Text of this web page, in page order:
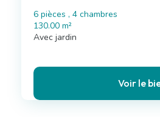
6 pièces , 4 chambres
130.00 m²
Avec jardin
Voir le